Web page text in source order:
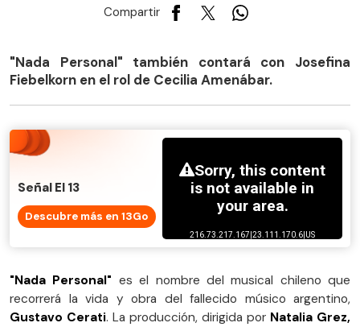
Compartir
"Nada Personal" también contará con Josefina
Fiebelkorn en el rol de Cecilia Amenábar.
Señal El 13
Descubre más en 13Go
"Nada Personal" es el nombre del musical chileno que
recorrerá la vida y obra del fallecido músico argentino,
Gustavo Cerati. La producción, dirigida por Natalia Grez,